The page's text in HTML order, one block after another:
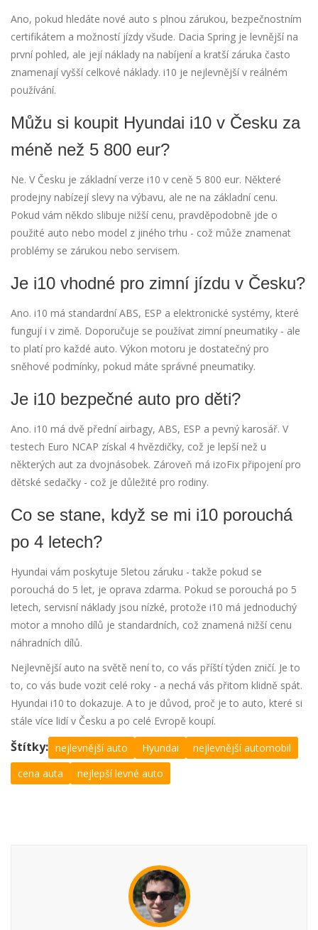
Ano, pokud hledáte nové auto s plnou zárukou, bezpečnostním
certifikátem a možností jízdy všude. Dacia Spring je levnější na
první pohled, ale její náklady na nabíjení a kratší záruka často
znamenají vyšší celkové náklady. i10 je nejlevnější v reálném
používání.
Můžu si koupit Hyundai i10 v Česku za
méně než 5 800 eur?
Ne. V Česku je základní verze i10 v ceně 5 800 eur. Některé
prodejny nabízejí slevy na výbavu, ale ne na základní cenu.
Pokud vám někdo slibuje nižší cenu, pravděpodobně jde o
použité auto nebo model z jiného trhu - což může znamenat
problémy se zárukou nebo servisem.
Je i10 vhodné pro zimní jízdu v Česku?
Ano. i10 má standardní ABS, ESP a elektronické systémy, které
fungují i v zimě. Doporučuje se používat zimní pneumatiky - ale
to platí pro každé auto. Výkon motoru je dostatečný pro
sněhové podmínky, pokud máte správné pneumatiky.
Je i10 bezpečné auto pro děti?
Ano. i10 má dvě přední airbagy, ABS, ESP a pevný karosář. V
testech Euro NCAP získal 4 hvězdičky, což je lepší než u
některých aut za dvojnásobek. Zároveň má izoFix připojení pro
dětské sedačky - což je důležité pro rodiny.
Co se stane, když se mi i10 porouchá
po 4 letech?
Hyundai vám poskytuje 5letou záruku - takže pokud se
porouchá do 5 let, je oprava zdarma. Pokud se porouchá po 5
letech, servisní náklady jsou nízké, protože i10 má jednoduchý
motor a mnoho dílů je standardních, což znamená nižší cenu
náhradních dílů.
Nejlevnější auto na světě není to, co vás příští týden zničí. Je to
to, co vás bude vozit celé roky - a nechá vás přitom klidně spát.
Hyundai i10 to dokazuje. A to je důvod, proč je to auto, které si
stále více lidí v Česku a po celé Evropě koupí.
Štítky: nejlevnější auto Hyundai
nejlevnější automobil
cena auta
nejlepší levné auto